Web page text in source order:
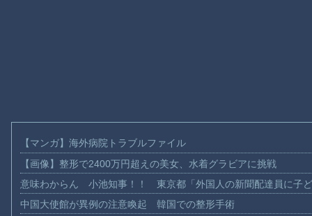
【マンガ】海外病院トラブルファイル
【画像】整形で2400万円超えの美女、水着グラビアに挑戦
意味わからん 小池知事！！ 東京都「外国人の新聞配達員に子
中国大使館が異例の注意喚起 韓国での整形手術